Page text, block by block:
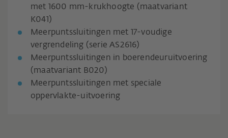
met 1600 mm-krukhoogte (maatvariant
K041)
Meerpuntssluitingen met 17-voudige
vergrendeling (serie AS2616)
Meerpuntssluitingen in boerendeuruitvoering
(maatvariant B020)
Meerpuntssluitingen met speciale
oppervlakte-uitvoering